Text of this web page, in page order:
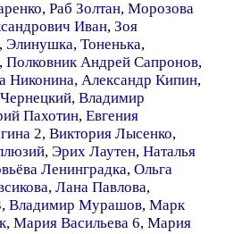
, Раб Золтан, Морозова
Иван, Зоя
, Элинушка, Тоненька,
, Полковник Андрей Сапронов,
Никонина, Александр Кипин,
, Владимир
Пахотин, Евгения
2, Виктория Лысенко,
, Эрих Лаутен, Наталья
Ленинградка, Ольга
, Лана Павлова,
, Владимир Мурашов, Марк
, Мария Васильева 6, Мария